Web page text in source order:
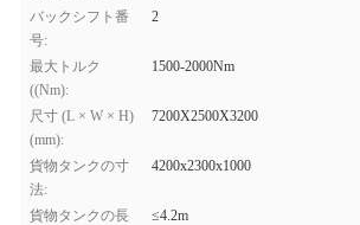
バックシフト番
号:
2
最大トルク
((Nm):
1500-2000Nm
尺寸 (L × W × H)
(mm):
7200X2500X3200
貨物タンクの寸
法:
4200x2300x1000
貨物タンクの長
≤4.2m